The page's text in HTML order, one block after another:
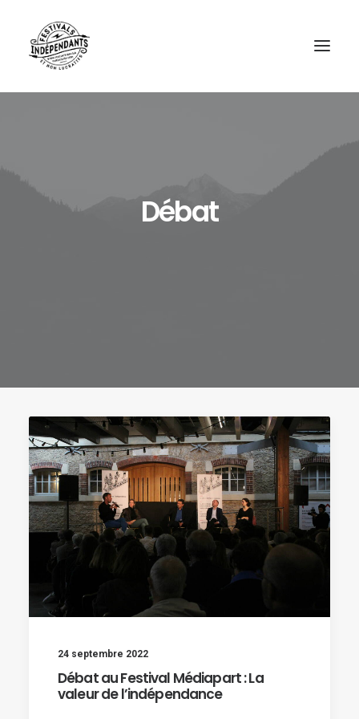
Débat
24 septembre 2022
Débat au Festival Médiapart : La
valeur de l’indépendance